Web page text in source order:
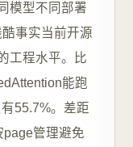
模型不同部署
事实当前开源
工程水平。比
能跑
55.7%。差距
管理避免